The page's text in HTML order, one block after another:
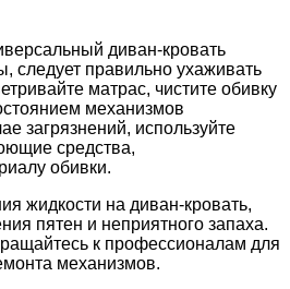
диван-кровать
следует правильно ухаживать
матрас, чистите обивку
механизмов
загрязнений, используйте
средства,
обивки.
жидкости на диван-кровать,
пятен и неприятного запаха.
к профессионалам для
механизмов.